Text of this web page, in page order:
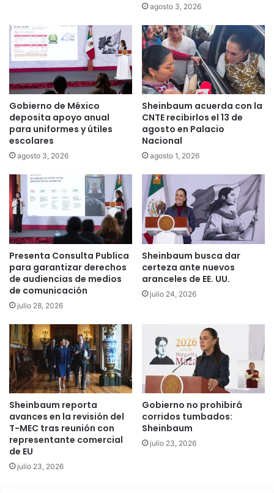
agosto 3, 2026
Gobierno de México
deposita apoyo anual
para uniformes y útiles
escolares
agosto 3, 2026
Sheinbaum acuerda con la
CNTE recibirlos el 13 de
agosto en Palacio
Nacional
agosto 1, 2026
Presenta Consulta Publica
para garantizar derechos
de audiencias de medios
de comunicación
julio 28, 2026
Sheinbaum busca dar
certeza ante nuevos
aranceles de EE. UU.
julio 24, 2026
Sheinbaum reporta
avances en la revisión del
T-MEC tras reunión con
representante comercial
de EU
julio 23, 2026
Gobierno no prohibirá
corridos tumbados:
Sheinbaum
julio 23, 2026